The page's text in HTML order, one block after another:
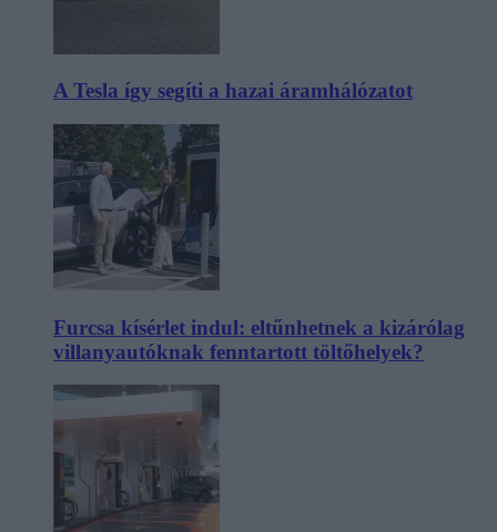
A Tesla így segíti a hazai áramhálózatot
Furcsa kísérlet indul: eltűnhetnek a kizárólag
villanyautóknak fenntartott töltőhelyek?